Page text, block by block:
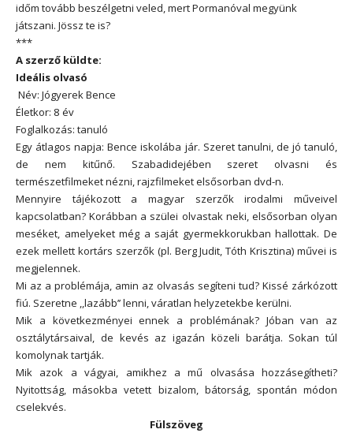
időm tovább beszélgetni veled, mert Pormanóval megyünk
játszani. Jössz te is?
***
A szerző küldte:
Ideális olvasó
Név: Jógyerek Bence
Életkor: 8 év
Foglalkozás: tanuló
Egy átlagos napja: Bence iskolába jár. Szeret tanulni, de jó tanuló,
de nem kitűnő. Szabadidejében szeret olvasni és
természetfilmeket nézni, rajzfilmeket elsősorban dvd-n.
Mennyire tájékozott a magyar szerzők irodalmi műveivel
kapcsolatban? Korábban a szülei olvastak neki, elsősorban olyan
meséket, amelyeket még a saját gyermekkorukban hallottak. De
ezek mellett kortárs szerzők (pl. Berg Judit, Tóth Krisztina) művei is
megjelennek.
Mi az a problémája, amin az olvasás segíteni tud? Kissé zárkózott
fiú. Szeretne ,,lazább’’ lenni, váratlan helyzetekbe kerülni.
Mik a következményei ennek a problémának? Jóban van az
osztálytársaival, de kevés az igazán közeli barátja. Sokan túl
komolynak tartják.
Mik azok a vágyai, amikhez a mű olvasása hozzásegítheti?
Nyitottság, másokba vetett bizalom, bátorság, spontán módon
cselekvés.
Fülszöveg